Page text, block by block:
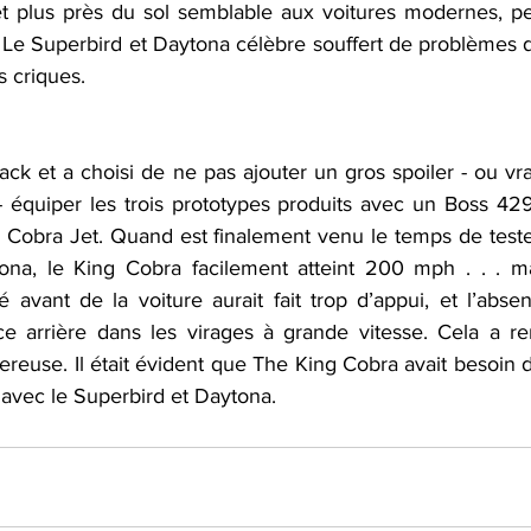
plus près du sol semblable aux voitures modernes,
Superbird et Daytona célèbre souffert de problèmes
criques.
et a choisi de ne pas ajouter un gros spoiler - ou
les trois prototypes produits avec un Boss
Jet. Quand est finalement venu le temps de
le King Cobra facilement atteint 200 mph . . .
avant de la voiture aurait fait trop d’appui, et
arrière dans les virages à grande vitesse. Cela a
Il était évident que The King Cobra avait besoin
le Superbird et Daytona.